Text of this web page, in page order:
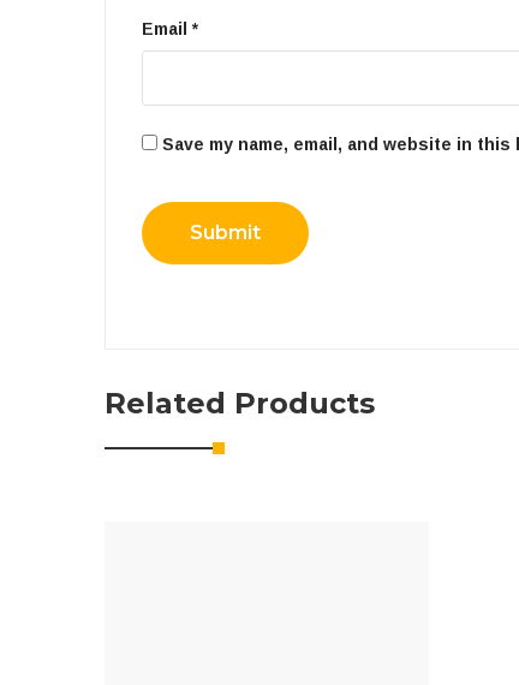
Email *
Save my name, email, and website in
Related Products